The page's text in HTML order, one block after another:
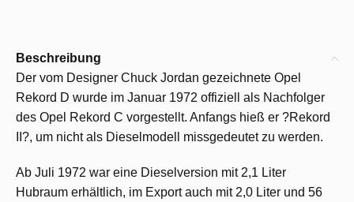
Beschreibung
Der vom Designer Chuck Jordan gezeichnete Opel
Rekord D wurde im Januar 1972 offiziell als Nachfolger
des Opel Rekord C vorgestellt. Anfangs hieß er ?Rekord
II?, um nicht als Dieselmodell missgedeutet zu werden.
Ab Juli 1972 war eine Dieselversion mit 2,1 Liter
Hubraum erhältlich, im Export auch mit 2,0 Liter und 56